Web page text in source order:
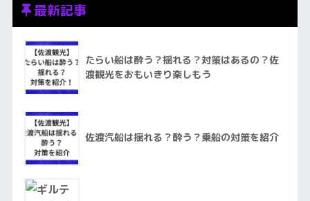
最新記事
たらい船は酔う？揺れる？対策はあるの？佐
渡観光をおもいきり楽しもう
佐渡汽船は揺れる？酔う？乗船の対策を紹介